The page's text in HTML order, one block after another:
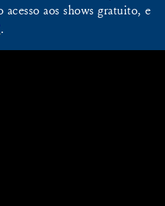
aos shows gratuito, e
.